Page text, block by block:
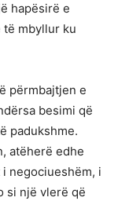
hapësirë e
mbyllur ku
përmbajtjen e
besimi që
padukshme.
atëherë edhe
negociueshëm, i
si një vlerë që